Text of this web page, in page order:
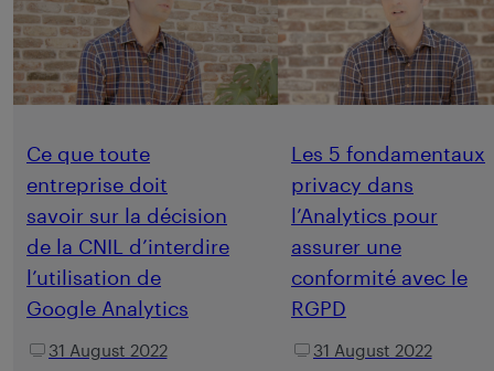
Ce que toute
entreprise doit
savoir sur la décision
de la CNIL d’interdire
l’utilisation de
Google Analytics
31 August 2022
Les 5 fondamentaux
privacy dans
l’Analytics pour
assurer une
conformité avec le
RGPD
31 August 2022